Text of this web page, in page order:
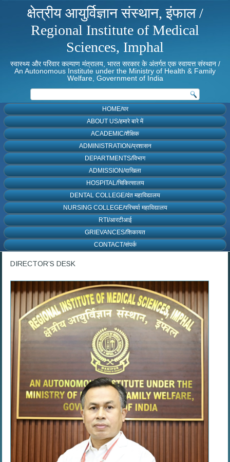
क्षेत्रीय आयुर्विज्ञान संस्थान, इंफाल /
Regional Institute of Medical
Sciences, Imphal
स्वास्थ्य और परिवार कल्याण मंत्रालय, भारत सरकार के अंतर्गत एक स्वायत्त संस्थान /
An Autonomous Institute under the Ministry of Health & Family
Welfare, Government of India
HOME/घर
ABOUT US/हमारे बारे में
ACADEMIC/शैक्षिक
ADMINISTRATION/प्रशासन
DEPARTMENTS/विभाग
ADMISSION/दाखिला
HOSPITAL/चिकित्सालय
DENTAL COLLEGE/दंत महाविद्यालय
NURSING COLLEGE/परिचर्या महाविद्यालय
RTI/आरटीआई
GRIEVANCES/शिकायत
CONTACT/संपर्क
DIRECTOR’S DESK